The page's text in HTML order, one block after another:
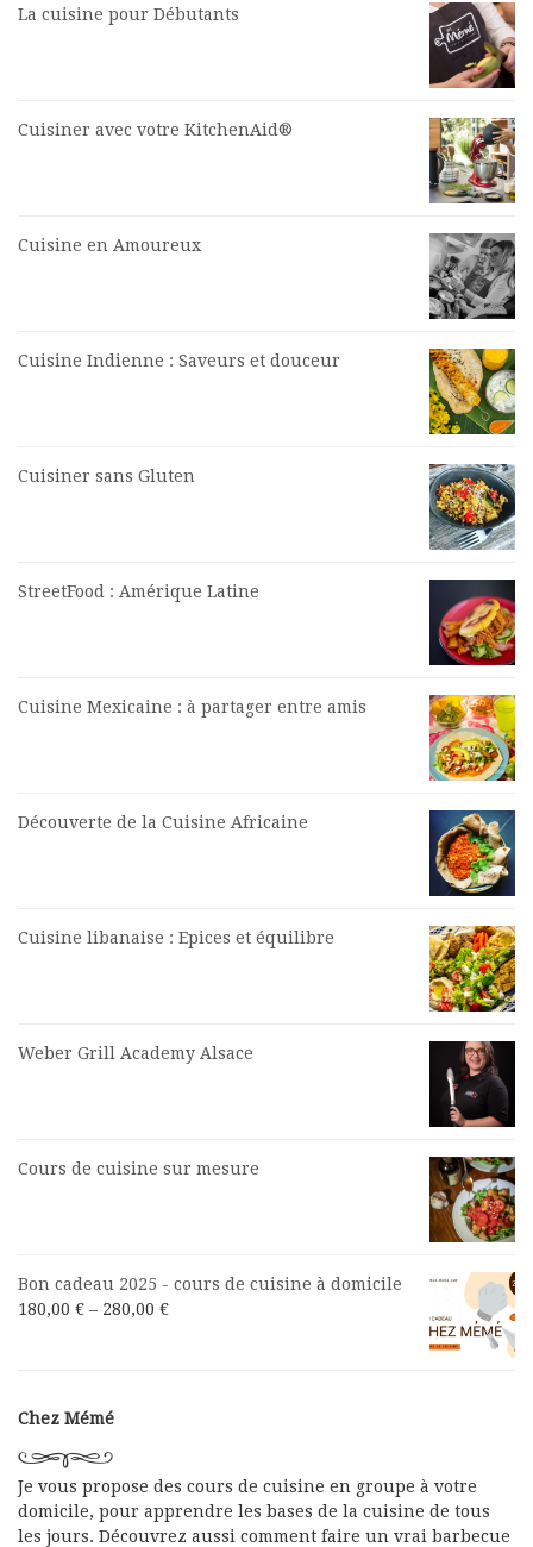
La cuisine pour Débutants
Cuisiner avec votre KitchenAid®
Cuisine en Amoureux
Cuisine Indienne : Saveurs et douceur
Cuisiner sans Gluten
StreetFood : Amérique Latine
Cuisine Mexicaine : à partager entre amis
Découverte de la Cuisine Africaine
Cuisine libanaise : Epices et équilibre
Weber Grill Academy Alsace
Cours de cuisine sur mesure
Bon cadeau 2025 - cours de cuisine à domicile
180,00 € – 280,00 €
Chez Mémé
Je vous propose des cours de cuisine en groupe à votre
domicile, pour apprendre les bases de la cuisine de tous
les jours. Découvrez aussi comment faire un vrai barbecue